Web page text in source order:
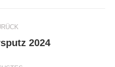
Vorheriger
2024